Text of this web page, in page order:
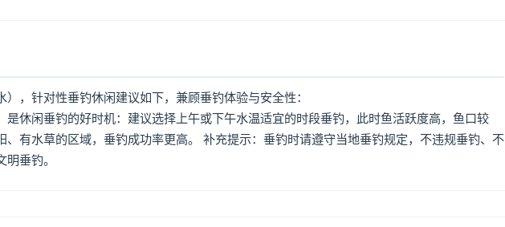
，针对性垂钓休闲建议如下，兼顾垂钓体验与安全性：
是休闲垂钓的好时机：建议选择上午或下午水温适宜的时段垂钓，此时鱼活跃度高，鱼口较
、有水草的区域，垂钓成功率更高。 补充提示：垂钓时请遵守当地垂钓规定，不违规垂钓、不
垂钓。